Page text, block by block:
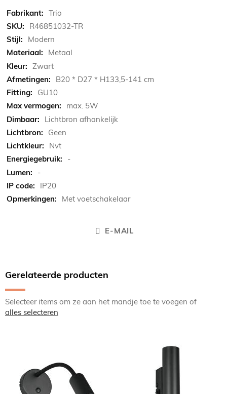
Meer
informatie
Trio
R46851032-TR
Modern
Metaal
Zwart
B20 * D27 * H133,5-141 cm
GU10
max. 5W
Lichtbron afhankelijk
Geen
Nvt
-
-
IP20
Met voetschakelaar
E-MAIL
Gerelateerde producten
Selecteer items om ze aan het mandje toe te voegen of
alles selecteren